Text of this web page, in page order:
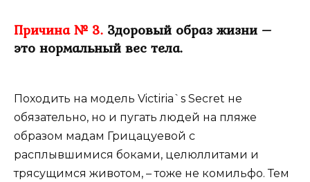
Причина № 3. Здоровый образ жизни –
это нормальный вес тела.
Походить на модель Victiria`s Secret не
обязательно, но и пугать людей на пляже
образом мадам Грицацуевой с
расплывшимися боками, целюллитами и
трясущимся животом, – тоже не комильфо. Тем